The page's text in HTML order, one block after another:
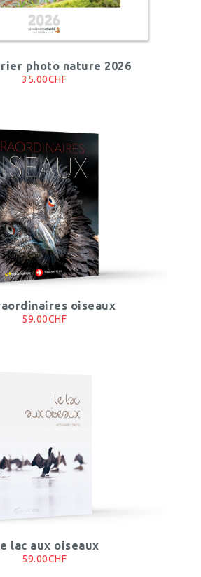
photo nature 2026
35.00CHF
oiseaux
59.00CHF
lac aux oiseaux
59.00CHF